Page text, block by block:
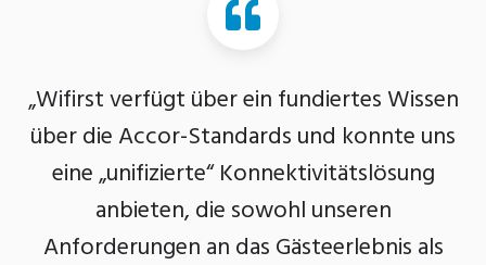
„Wifirst verfügt über ein fundiertes Wissen
über die Accor-Standards und konnte uns
eine „unifizierte“ Konnektivitätslösung
anbieten, die sowohl unseren
Anforderungen an das Gästeerlebnis als